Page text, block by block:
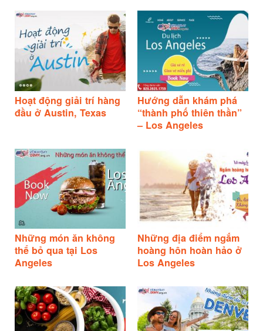
Hoạt động giải trí hàng
đầu ở Austin, Texas
Hướng dẫn khám phá
“thành phố thiên thần”
– Los Angeles
Những món ăn không
thể bỏ qua tại Los
Angeles
Những địa điểm ngắm
hoàng hôn hoàn hảo ở
Los Angeles